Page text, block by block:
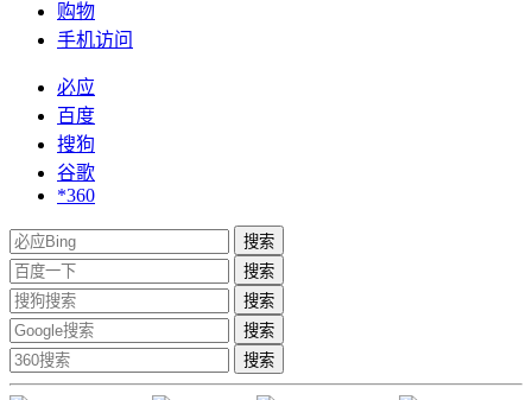
购物
手机访问
必应
百度
搜狗
谷歌
*360
搜索
搜索
搜索
搜索
搜索